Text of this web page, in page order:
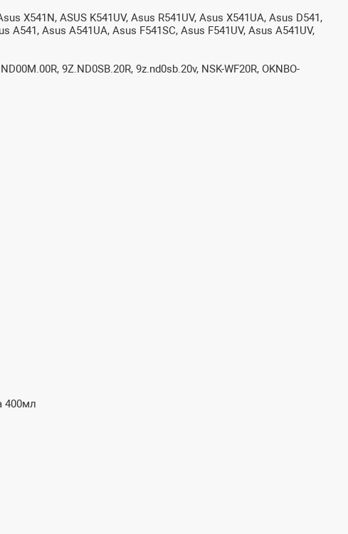
X541N, ASUS K541UV, Asus R541UV, Asus X541UA, Asus D541,
A541, Asus A541UA, Asus F541SC, Asus F541UV, Asus A541UV,
9Z.ND0SB.20R, 9z.nd0sb.20v, NSK-WF20R, OKNBO-